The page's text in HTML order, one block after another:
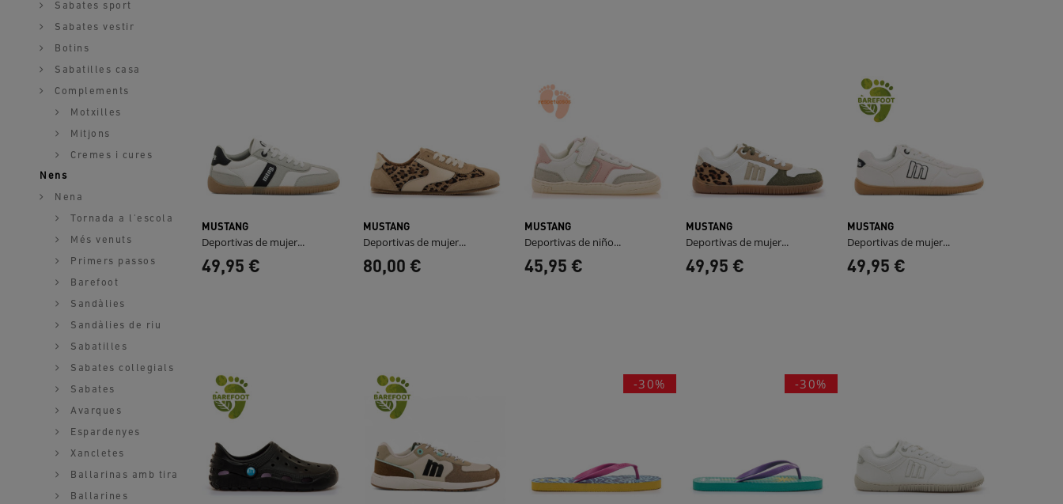
Sabates sport
Sabates vestir
Botins
Sabatilles casa
Complements
Motxilles
Mitjons
Cremes i cures
Nens
Nena
Tornada a l'escola
Més venuts
Primers passos
Barefoot
Sandàlies
Sandàlies de riu
Sabatilles
Sabates collegials
Sabates
Avarques
Espardenyes
Xancletes
Ballarinas amb tira
Ballarines
MUSTANG
Deportivas de mujer...
49,95 €
MUSTANG
Deportivas de mujer...
80,00 €
MUSTANG
Deportivas de niño...
45,95 €
MUSTANG
Deportivas de mujer...
49,95 €
MUSTANG
Deportivas de mujer...
49,95 €
-30% -30%